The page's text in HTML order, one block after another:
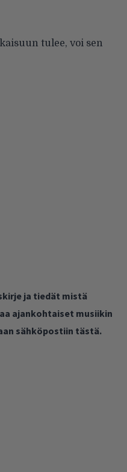
tulee, voi sen
ja tiedät mistä
ajankohtaiset musiikin
sähköpostiin tästä.